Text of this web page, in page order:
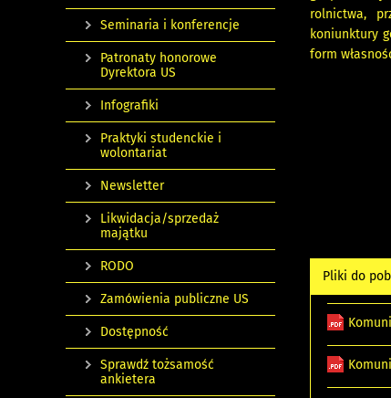
rolnictwa,
koniunktury
form
Pliki do
Seminaria i konferencje
Patronaty honorowe
Dyrektora US
Infografiki
Praktyki studenckie i
wolontariat
Newsletter
Likwidacja/sprzedaż
majątku
RODO
Zamówienia publiczne US
Dostępność
Sprawdź tożsamość
ankietera